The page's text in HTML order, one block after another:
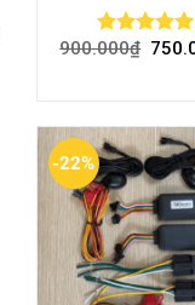
Rated 5.00
900.000₫
-22%